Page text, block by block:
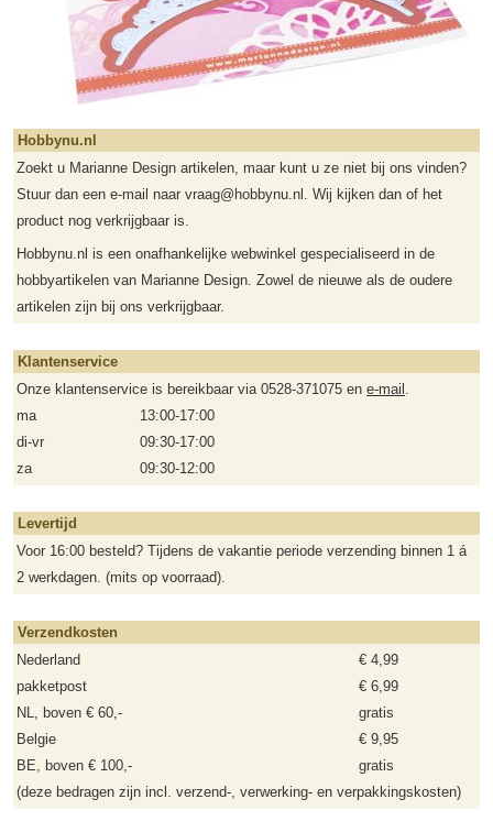
Hobbynu.nl
Zoekt u Marianne Design artikelen, maar kunt u ze niet bij ons vinden?
Stuur dan een e-mail naar vraag@hobbynu.nl. Wij kijken dan of het
product nog verkrijgbaar is.
Hobbynu.nl is een onafhankelijke webwinkel gespecialiseerd in de
hobbyartikelen van Marianne Design. Zowel de nieuwe als de oudere
artikelen zijn bij ons verkrijgbaar.
Klantenservice
Onze klantenservice is bereikbaar via 0528-371075 en e-mail .
ma
13:00-17:00
di-vr
09:30-17:00
za
09:30-12:00
Levertijd
Voor 16:00 besteld? Tijdens de vakantie periode verzending binnen 1 á
2 werkdagen. (mits op voorraad).
Verzendkosten
Nederland
€ 4,99
pakketpost
€ 6,99
NL, boven € 60,-
gratis
Belgie
€ 9,95
BE, boven € 100,-
gratis
(deze bedragen zijn incl. verzend-, verwerking- en verpakkingskosten)